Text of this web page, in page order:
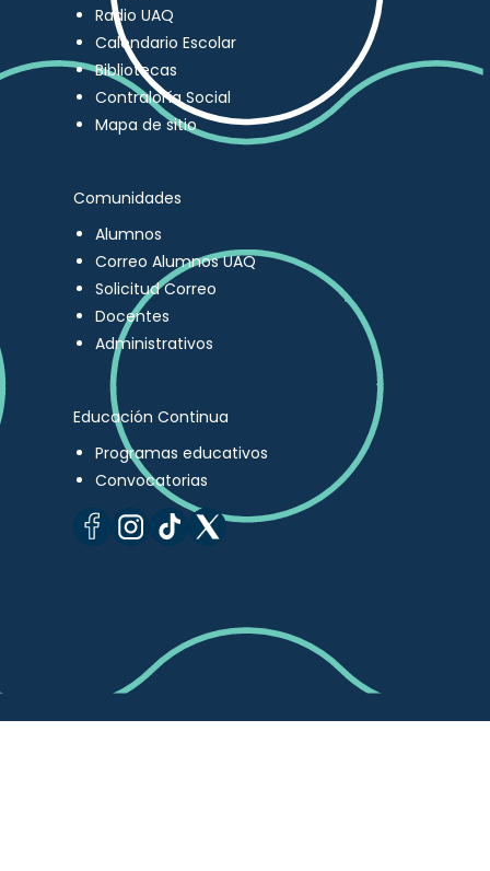
Radio UAQ
Calendario Escolar
Bibliotecas
Contraloría Social
Mapa de sitio
Comunidades
Alumnos
Correo Alumnos UAQ
Solicitud Correo
Docentes
Administrativos
Educación Continua
Programas educativos
Convocatorias